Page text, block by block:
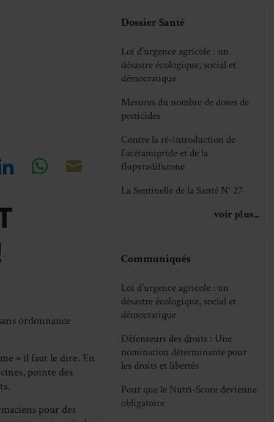
ordonnance
» il faut le dire. En
pointe des
pour des
Dossier Santé
Loi d’urgence agricole : un
désastre écologique, social et
démocratique
Mesures du nombre de doses de
pesticides
Contre la ré-introduction de
l’acétamipride et de la
flupyradifurone
La Sentinelle de la Santé N° 27
voir plus...
Communiqués
Loi d’urgence agricole : un
désastre écologique, social et
démocratique
Défenseurs des droits : Une
nomination déterminante pour
les droits et libertés
Pour que le Nutri-Score devienne
obligatoire